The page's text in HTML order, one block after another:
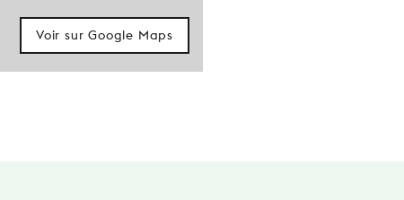
Voir sur Google Maps